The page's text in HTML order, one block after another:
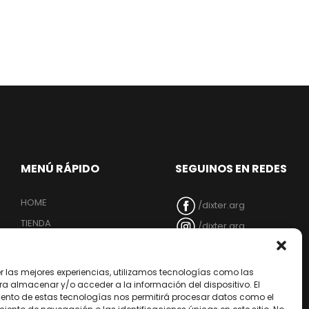
las mejores experiencias, utilizamos tecnologías como las
almacenar y/o acceder a la información del dispositivo. El
de estas tecnologías nos permitirá procesar datos como el
MENÚ RÁPIDO
HOME
TIENDA
ARREPENTIMIENTO DE
COMPRA
SEGUINOS EN REDES
/dixter.arg
/dixter.arg
/Youtube